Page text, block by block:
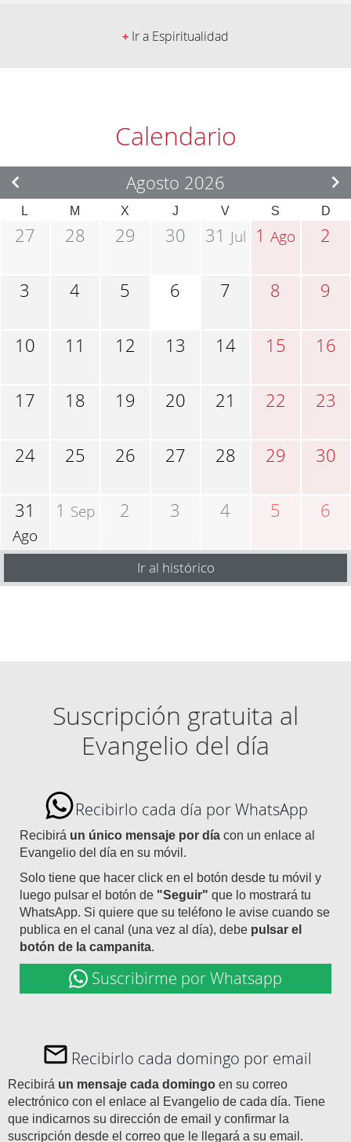
+ Ir a Espiritualidad
Calendario
Agosto 2026
L M X J V S D
27 28 29 30 31 Jul 1Ago 2
3 4 5 6 7 8 9
10 11 12 13 14 15 16
17 18 19 20 21 22 23
24 25 26 27 28 29 30
31
Ago
1 Sep 2 3 4 5 6
Ir al histórico
Suscripción gratuita al
Evangelio del día
Recibirlo cada día por WhatsApp
Recibirá un único mensaje por día con un enlace al
Evangelio del día en su móvil.
Solo tiene que hacer click en el botón desde tu móvil y
luego pulsar el botón de "Seguir" que lo mostrará tu
WhatsApp. Si quiere que su teléfono le avise cuando se
publica en el canal (una vez al día), debe pulsar el
botón de la campanita.
Suscribirme por Whatsapp
Recibirlo cada domingo por email
Recibirá un mensaje cada domingo en su correo
electrónico con el enlace al Evangelio de cada día. Tiene
que indicarnos su dirección de email y confirmar la
suscripción desde el correo que le llegará a su email.